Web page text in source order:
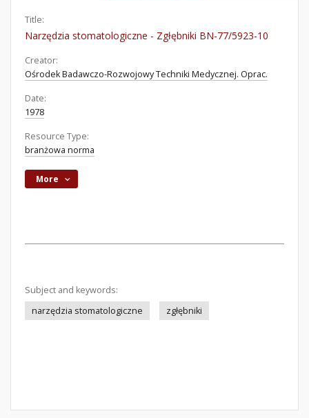
Title:
Narzędzia stomatologiczne - Zgłębniki BN-77/5923-10
Creator:
Ośrodek Badawczo-Rozwojowy Techniki Medycznej. Oprac.
Date:
1978
Resource Type:
branżowa norma
More
Subject and keywords:
narzędzia stomatologiczne
zgłębniki